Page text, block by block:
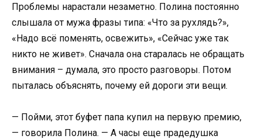
Проблемы нарастали незаметно. Полина постоянно
слышала от мужа фразы типа: «Что за рухлядь?»,
«Надо всё поменять, освежить», «Сейчас уже так
никто не живет». Сначала она старалась не обращать
внимания – думала, это просто разговоры. Потом
пыталась объяснять, почему ей дороги эти вещи.
— Пойми, этот буфет папа купил на первую премию,
— говорила Полина. — А часы еще прадедушка